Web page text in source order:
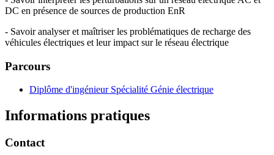
DC en présence de sources de production EnR
- Savoir analyser et maîtriser les problématiques de recharge des
véhicules électriques et leur impact sur le réseau électrique
Parcours
Diplôme d'ingénieur Spécialité Génie électrique
Informations pratiques
Contact